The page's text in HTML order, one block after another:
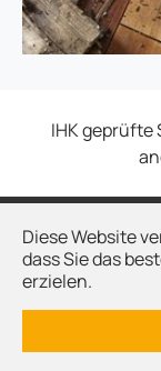
Diese Website
dass Sie das
erzielen.
IHK
Kontakt
Impressum
Datenschutz
MF